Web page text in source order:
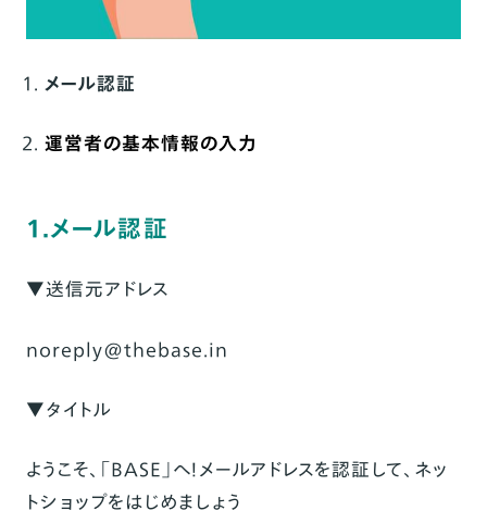
メール認証
運営者の基本情報の入力
1.メール認証
▼送信元アドレス
noreply@thebase.in
▼タイトル
ようこそ、「BASE」へ！メールアドレスを認証して、ネッ
トショップをはじめましょう